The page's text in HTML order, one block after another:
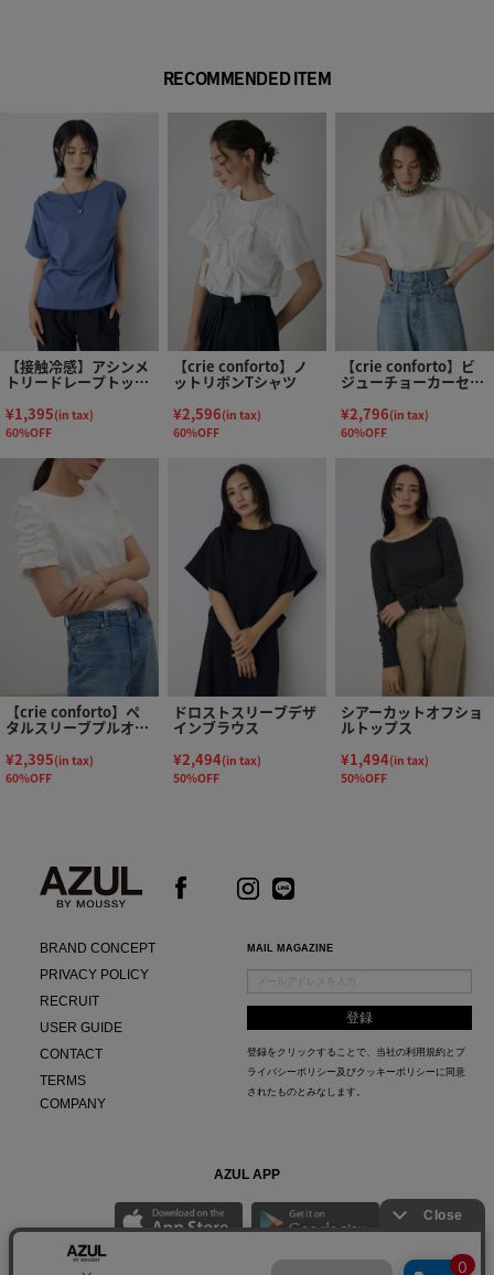
RECOMMENDED ITEM
【接触冷感】アシンメ
トリードレープトップ
¥1,395(in tax)
60%OFF
【crie conforto】ノ
ットリボンTシャツ
¥2,596(in tax)
60%OFF
【crie conforto】ビ
ジューチョーカーセッ
トカットソー
¥2,796(in tax)
60%OFF
【crie conforto】ペ
タルスリーブプルオー
バー
¥2,395(in tax)
60%OFF
ドロストスリーブデザ
インブラウス
¥2,494(in tax)
50%OFF
シアーカットオフショ
ルトップス
¥1,494(in tax)
50%OFF
BRAND CONCEPT
PRIVACY POLICY
RECRUIT
USER GUIDE
CONTACT
TERMS
COMPANY
MAIL MAGAZINE
登録をクリックすることで、当社の利用規約と プ
ライバシーポリシー及びクッキーポリシー に同意
されたものとみなします。
AZUL APP